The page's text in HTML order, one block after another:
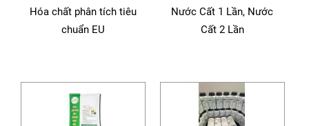
Hóa chất phân tích tiêu
chuẩn EU
Nước Cất 1 Lần, Nước
Cất 2 Lần